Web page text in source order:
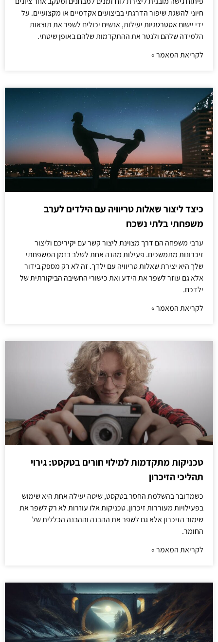
חיוני להשגת שיפור הדרגתי בביצועים אקדמיים או מקצועיים. על
ידי יישום אסטרטגיות יעילות, אנשים יכולים לשפר את תוצאות
הלמידה שלהם ולנטר את ההתקדמות שלהם באופן שיטתי.
לקריאת המאמר »
כיצד ליצור שאלות טריוויה עם הילדים לערב
משפחתי בלתי נשכח
ערבי משפחה הם דרך מצוינת ליצור קשר עם יקיריכם וליצור
זיכרונות מתמשכים. פעילות מהנה אחת לשלב בזמן המשפחתי
שלך היא יצירת שאלות טריוויה עם ילדך. זה לא רק מספק בידור
אלא גם עוזר לשפר את הידע ואת כישורי החשיבה הביקורתית של
ילדכם.
לקריאת המאמר »
טכניקות מתקדמות למילוי חורים בטקסט: גירוי
תהליכי הזיכרון
כשמדובר בהשלמת החסר בטקסט, שיטה יעילה אחת היא שימוש
בפעילויות מעוררות זיכרון. טכניקות אלו עוזרות לא רק לשפר את
שימור הזיכרון אלא גם לשפר את ההבנה וההבנה הכללית של
החומר.
לקריאת המאמר »